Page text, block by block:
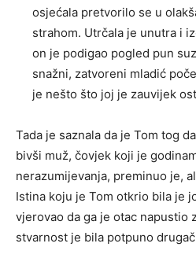
osjećala pretvorilo se u
strahom. Utrčala je unutra i
on je podigao pogled pun
snažni, zatvoreni mladić
je nešto što joj je zauvijek
Tada je saznala da je Tom tog
bivši muž, čovjek koji je
nerazumijevanja, preminuo je,
Istina koju je Tom otkrio bila je
vjerovao da ga je otac napustio
stvarnost je bila potpuno